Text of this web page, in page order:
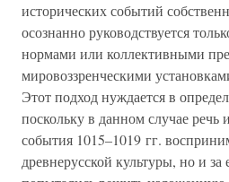
исторических событий
осознанно руководствуется
нормами или коллективными
мировоззренческими
Этот подход нуждается в
поскольку в данном случае речь
события 1015–1019 гг.
древнерусской культуры, но и